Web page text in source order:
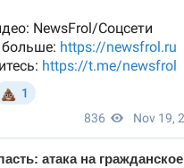
атака на гражданское